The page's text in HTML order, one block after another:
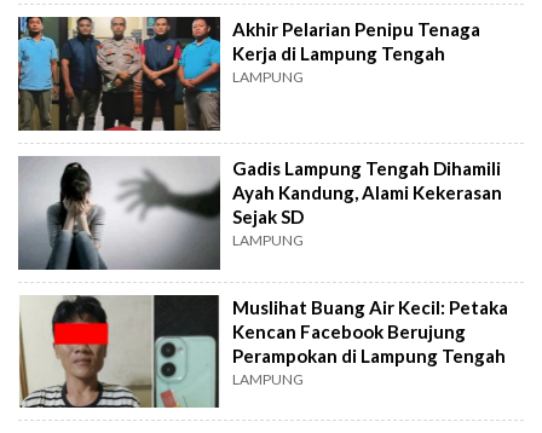
Akhir Pelarian Penipu Tenaga
Kerja di Lampung Tengah
LAMPUNG
Gadis Lampung Tengah Dihamili
Ayah Kandung, Alami Kekerasan
Sejak SD
LAMPUNG
Muslihat Buang Air Kecil: Petaka
Kencan Facebook Berujung
Perampokan di Lampung Tengah
LAMPUNG